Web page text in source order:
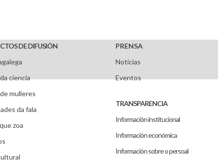
DE DIFUSIÓN
ciencia
mulleres
da fala
zoa
PRENSA
Noticias
Eventos
TRANSPARENCIA
Información institucional
Información económica
Información sobre o persoal